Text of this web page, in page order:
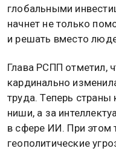
глобальными
начнет не только
и решать вместо
Глава РСПП отметил,
кардинально
труда. Теперь
ниши, а за
в сфере ИИ. При этом
геополитические